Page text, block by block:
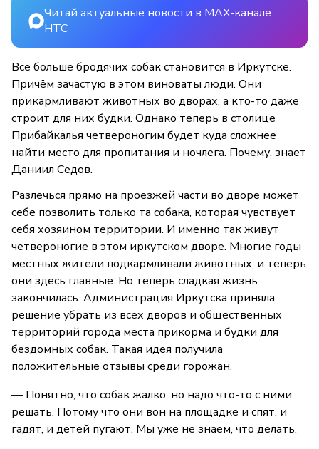
Читай актуальные новости в MAX-канале
НТС
Всё больше бродячих собак становится в Иркутске.
Причём зачастую в этом виноваты люди. Они
прикармливают животных во дворах, а кто-то даже
строит для них будки. Однако теперь в столице
Прибайкалья четвероногим будет куда сложнее
найти место для пропитания и ночлега. Почему, знает
Даниил Седов.
Разлечься прямо на проезжей части во дворе может
себе позволить только та собака, которая чувствует
себя хозяином территории. И именно так живут
четвероногие в этом иркутском дворе. Многие годы
местных жители подкармливали животных, и теперь
они здесь главные. Но теперь сладкая жизнь
закончилась. Администрация Иркутска приняла
решение убрать из всех дворов и общественных
территорий города места прикорма и будки для
бездомных собак. Такая идея получила
положительные отзывы среди горожан.
— Понятно, что собак жалко, но надо что-то с ними
решать. Потому что они вон на площадке и спят, и
гадят, и детей пугают. Мы уже не знаем, что делать.